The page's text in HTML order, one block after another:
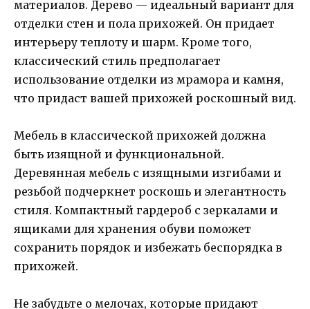
материалов. Дерево — идеальный вариант для
отделки стен и пола прихожей. Он придает
интерьеру теплоту и шарм. Кроме того,
классический стиль предполагает
использование отделки из мрамора и камня,
что придаст вашей прихожей роскошный вид.
Мебель в классической прихожей должна
быть изящной и функциональной.
Деревянная мебель с изящными изгибами и
резьбой подчеркнет роскошь и элегантность
стиля. Компактный гардероб с зеркалами и
ящиками для хранения обуви поможет
сохранить порядок и избежать беспорядка в
прихожей.
Не забудьте о мелочах, которые придают